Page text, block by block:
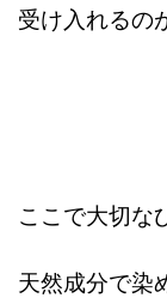
受け入れるの
ここで大切な
天然成分で染